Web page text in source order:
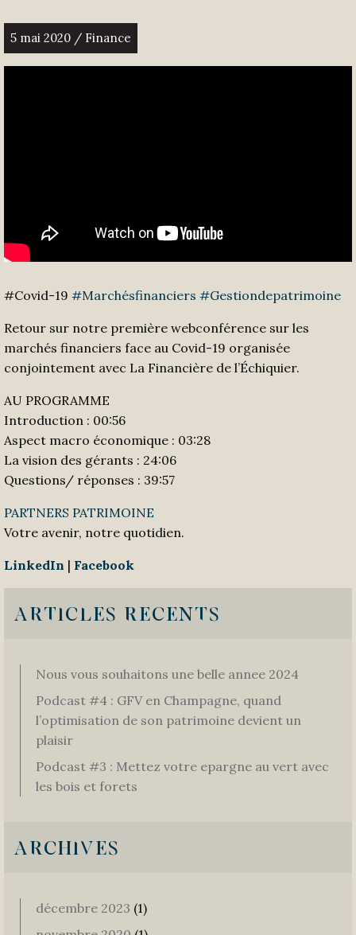
5 mai 2020 / Finance
#Covid-19 #Marchésfinanciers #Gestiondepatrimoine
Retour sur notre première webconférence sur les
marchés financiers face au Covid-19 organisée
conjointement avec La Financière de l’Échiquier.
AU PROGRAMME
Introduction : 00:56
Aspect macro économique : 03:28
La vision des gérants : 24:06
Questions/ réponses : 39:57
PARTNERS PATRIMOINE
Votre avenir, notre quotidien.
LinkedIn | Facebook
ARTICLES RECENTS
Nous vous souhaitons une belle annee 2024
Podcast #4 : GFV en Champagne, quand
l’optimisation de son patrimoine devient un
plaisir
Podcast #3 : Mettez votre epargne au vert avec
les bois et forets
ARCHIVES
décembre 2023 (1)